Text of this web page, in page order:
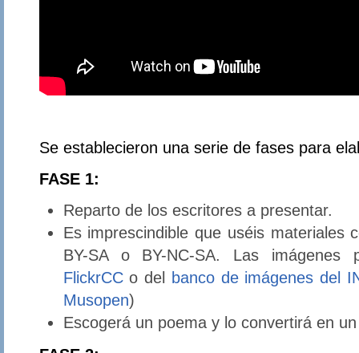
Se establecieron una serie de fases para
FASE 1:
Reparto de los escritores a presentar.
Es imprescindible que uséis materiales
BY-SA o BY-NC-SA. Las
FlickrCCo del banco de imágenes del
Musopen)
Escogerá un poema y lo convertirá en